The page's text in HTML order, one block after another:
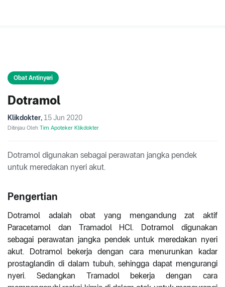
Obat Antinyeri
Dotramol
Klikdokter, 15 Jun 2020
Ditinjau Oleh Tim Apoteker Klikdokter
Dotramol digunakan sebagai perawatan jangka pendek
untuk meredakan nyeri akut.
Pengertian
Dotramol adalah obat yang mengandung zat aktif
Paracetamol dan Tramadol HCl. Dotramol digunakan
sebagai perawatan jangka pendek untuk meredakan nyeri
akut. Dotramol bekerja dengan cara menurunkan kadar
prostaglandin di dalam tubuh, sehingga dapat mengurangi
nyeri. Sedangkan Tramadol bekerja dengan cara